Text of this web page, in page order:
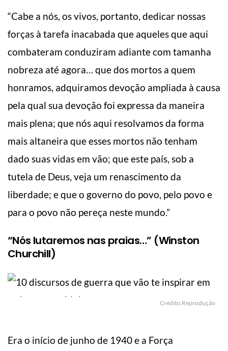
“Cabe a nós, os vivos, portanto, dedicar nossas
forças à tarefa inacabada que aqueles que aqui
combateram conduziram adiante com tamanha
nobreza até agora… que dos mortos a quem
honramos, adquiramos devoção ampliada à causa
pela qual sua devoção foi expressa da maneira
mais plena; que nós aqui resolvamos da forma
mais altaneira que esses mortos não tenham
dado suas vidas em vão; que este país, sob a
tutela de Deus, veja um renascimento da
liberdade; e que o governo do povo, pelo povo e
para o povo não pereça neste mundo.”
“Nós lutaremos nas praias…” (Winston
Churchill)
Crédito:Reprodução
Era o início de junho de 1940 e a Força